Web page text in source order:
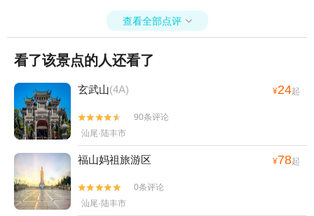
查看全部点评 
看了该景点的人还看了
玄武山(4A) ¥24起


90条评论
汕尾·陆丰市
福山妈祖旅游区 ¥78起


0条评论
汕尾·陆丰市